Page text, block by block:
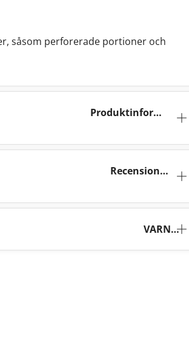
såsom perforerade portioner och
Produktinforma
Recensioner
VARNI